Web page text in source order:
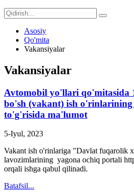
Asosiy
Qo'mita
Vakansiyalar
Vakansiyalar
Avtomobil yo'llari qo'mitasida
bo'sh (vakant) ish
to'g'risida ma'lumot
5-Iyul, 2023
Vakant ish o'rinlariga "Davlat fuqarolik
lavozimlarining yagona ochiq portali
orqali ishga qabul qilinadi.
Batafsil...